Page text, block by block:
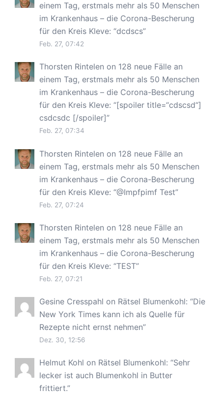
einem Tag, erstmals mehr als 50 Menschen
im Krankenhaus – die Corona-Bescherung
für den Kreis Kleve: “dcdscs”
Feb. 27, 07:42
Thorsten Rintelen on 128 neue Fälle an
einem Tag, erstmals mehr als 50 Menschen
im Krankenhaus – die Corona-Bescherung
für den Kreis Kleve: “[spoiler title=“cdscsd“]
csdcsdc [/spoiler]”
Feb. 27, 07:34
Thorsten Rintelen on 128 neue Fälle an
einem Tag, erstmals mehr als 50 Menschen
im Krankenhaus – die Corona-Bescherung
für den Kreis Kleve: “@Impfpimf Test”
Feb. 27, 07:24
Thorsten Rintelen on 128 neue Fälle an
einem Tag, erstmals mehr als 50 Menschen
im Krankenhaus – die Corona-Bescherung
für den Kreis Kleve: “TEST”
Feb. 27, 07:21
Gesine Cresspahl on Rätsel Blumenkohl: “Die
New York Times kann ich als Quelle für
Rezepte nicht ernst nehmen”
Dez. 30, 12:56
Helmut Kohl on Rätsel Blumenkohl: “Sehr
lecker ist auch Blumenkohl in Butter
frittiert.”